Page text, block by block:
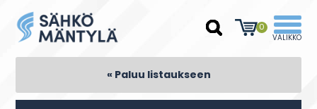
0
« Paluu listaukseen